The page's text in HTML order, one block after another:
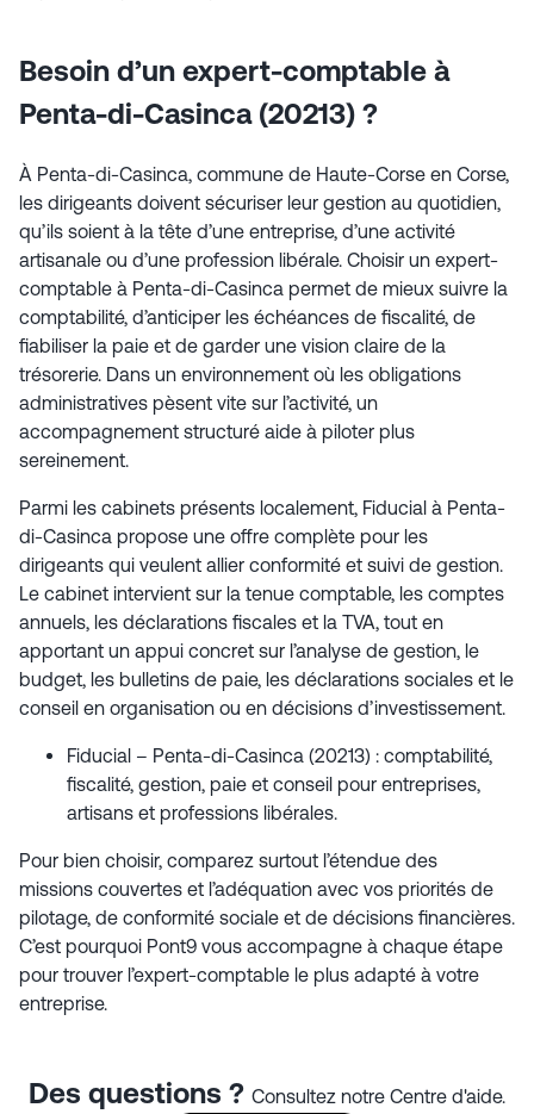
Besoin d’un expert-comptable à
Penta-di-Casinca (20213) ?
À Penta-di-Casinca, commune de Haute-Corse en Corse,
les dirigeants doivent sécuriser leur gestion au quotidien,
qu’ils soient à la tête d’une entreprise, d’une activité
artisanale ou d’une profession libérale. Choisir un expert-
comptable à Penta-di-Casinca permet de mieux suivre la
comptabilité, d’anticiper les échéances de fiscalité, de
fiabiliser la paie et de garder une vision claire de la
trésorerie. Dans un environnement où les obligations
administratives pèsent vite sur l’activité, un
accompagnement structuré aide à piloter plus
sereinement.
Parmi les cabinets présents localement, Fiducial à Penta-
di-Casinca propose une offre complète pour les
dirigeants qui veulent allier conformité et suivi de gestion.
Le cabinet intervient sur la tenue comptable, les comptes
annuels, les déclarations fiscales et la TVA, tout en
apportant un appui concret sur l’analyse de gestion, le
budget, les bulletins de paie, les déclarations sociales et le
conseil en organisation ou en décisions d’investissement.
Fiducial – Penta-di-Casinca (20213) : comptabilité,
fiscalité, gestion, paie et conseil pour entreprises,
artisans et professions libérales.
Pour bien choisir, comparez surtout l’étendue des
missions couvertes et l’adéquation avec vos priorités de
pilotage, de conformité sociale et de décisions financières.
C’est pourquoi Pont9 vous accompagne à chaque étape
pour trouver l’expert-comptable le plus adapté à votre
entreprise.
Des questions ? Consultez notre Centre d'aide.